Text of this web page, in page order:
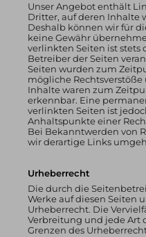
Unser Angebot enthält
Dritter, auf deren Inhalte
Deshalb können wir für
keine Gewähr
verlinkten Seiten ist stets
Betreiber der Seiten
Seiten wurden zum
mögliche
Inhalte waren zum
erkennbar. Eine
verlinkten Seiten ist
Anhaltspunkte einer
Bei Bekanntwerden von
wir derartige Links
Urheberrecht
Die durch die
Werke auf diesen Seiten
Urheberrecht. Die
Verbreitung und jede Art
Grenzen des